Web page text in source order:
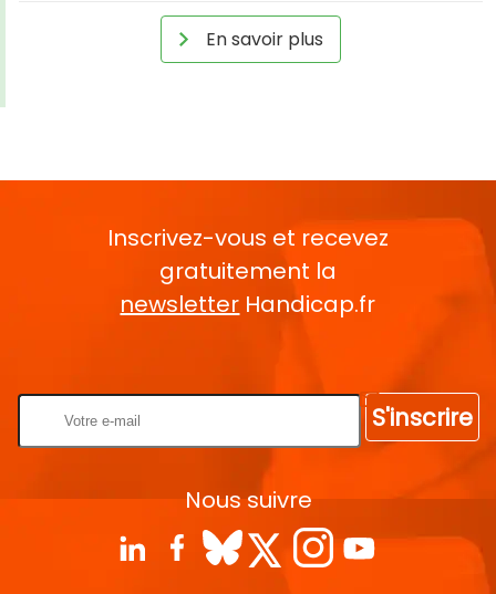
En savoir plus
Inscrivez-vous et recevez
gratuitement la
newsletter Handicap.fr
S'inscrire
Nous suivre